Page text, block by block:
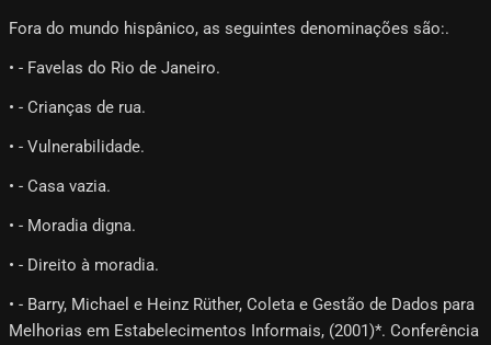
Fora do mundo hispânico, as seguintes denominações são:.
• - Favelas do Rio de Janeiro.
• - Crianças de rua.
• - Vulnerabilidade.
• - Casa vazia.
• - Moradia digna.
• - Direito à moradia.
• - Barry, Michael e Heinz Rüther, Coleta e Gestão de Dados para
Melhorias em Estabelecimentos Informais, (2001)*. Conferência